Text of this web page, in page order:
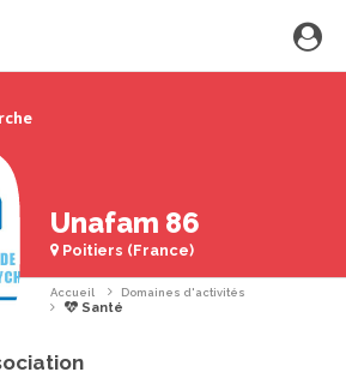
Unafam 86
Poitiers (France)
Accueil Domaines d'activités
Santé